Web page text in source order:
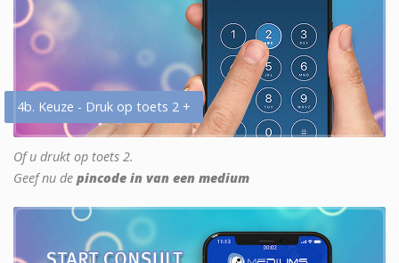
4b. Keuze - Druk op toets 2 +
Of u drukt op toets 2.
Geef nu de pincode in van een medium